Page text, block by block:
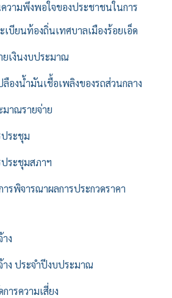
วามพึงพอใจของประชาชนในการ
เบียนท้องถิ่นเทศบาลเมืองร้อยเอ็ด
เงินงบประมาณ
องน้ำมันเชื้อเพลิงของรถส่วนกลาง
าณรายจ่าย
ประชุม
ประชุมสภาฯ
รพิจารณาผลการประกวดราคา
ง
ง ประจำปีงบประมาณ
ารความเสี่ยง